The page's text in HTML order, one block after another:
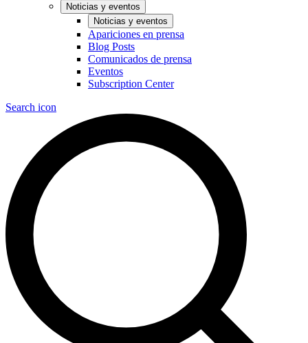
Noticias y eventos
Noticias y eventos
Apariciones en prensa
Blog Posts
Comunicados de prensa
Eventos
Subscription Center
Search icon